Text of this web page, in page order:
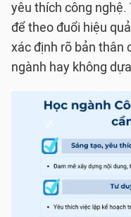
yêu thích công nghệ.
để theo đuổi hiệu
xác định rõ bản thân
ngành hay không